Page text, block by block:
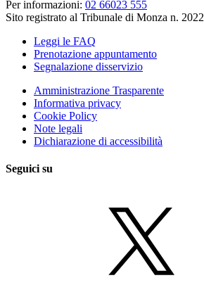
Per informazioni: 02 66023 555
Sito registrato al Tribunale di Monza n. 2022
Leggi le FAQ
Prenotazione appuntamento
Segnalazione disservizio
Amministrazione Trasparente
Informativa privacy
Cookie Policy
Note legali
Dichiarazione di accessibilità
Seguici su